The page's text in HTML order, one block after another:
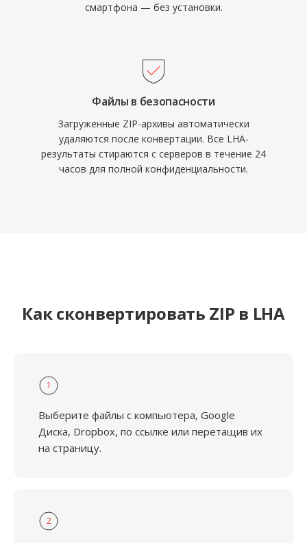
смартфона — без установки.
Файлы в безопасности
Загруженные ZIP-архивы автоматически
удаляются после конвертации. Все LHA-
результаты стираются с серверов в течение 24
часов для полной конфиденциальности.
Как сконвертировать ZIP в LHA
1
Выберите файлы с компьютера, Google
Диска, Dropbox, по ссылке или перетащив их
на страницу.
2